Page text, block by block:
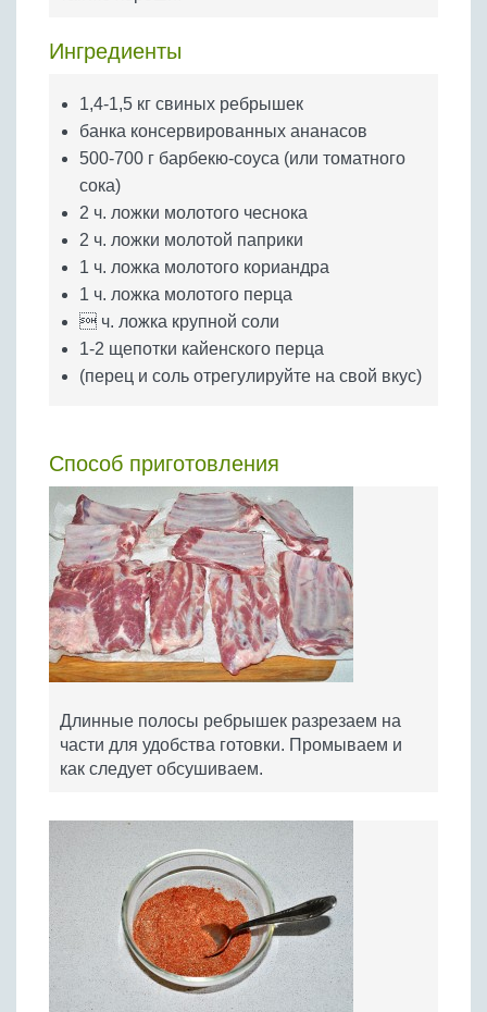
Яйца
Ингредиенты
1,4-1,5 кг свиных ребрышек
банка консервированных ананасов
500-700 г барбекю-соуса (или томатного
сока)
2 ч. ложки молотого чеснока
2 ч. ложки молотой паприки
1 ч. ложка молотого кориандра
1 ч. ложка молотого перца
 ч. ложка крупной соли
1-2 щепотки кайенского перца
(перец и соль отрегулируйте на свой вкус)
Способ приготовления
Длинные полосы ребрышек разрезаем на
части для удобства готовки. Промываем и
как следует обсушиваем.